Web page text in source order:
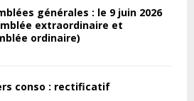
générales : le 9 juin 2026
extraordinaire et
ordinaire)
conso : rectificatif